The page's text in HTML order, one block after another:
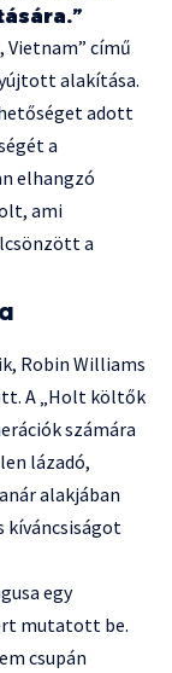
Vietnam” című
alakítása.
adott
a
elhangzó
ami
a
Robin Williams
A „Holt költők
számára
lázadó,
alakjában
kíváncsiságot
egy
mutatott be.
csupán